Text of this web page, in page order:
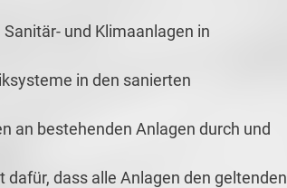
und Klimaanlagen in
in den sanierten
an bestehenden Anlagen durch und
dass alle Anlagen den geltenden